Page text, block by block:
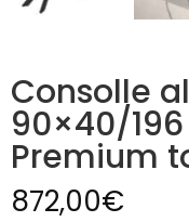
Consolle
90×40/
Premium
872,00€